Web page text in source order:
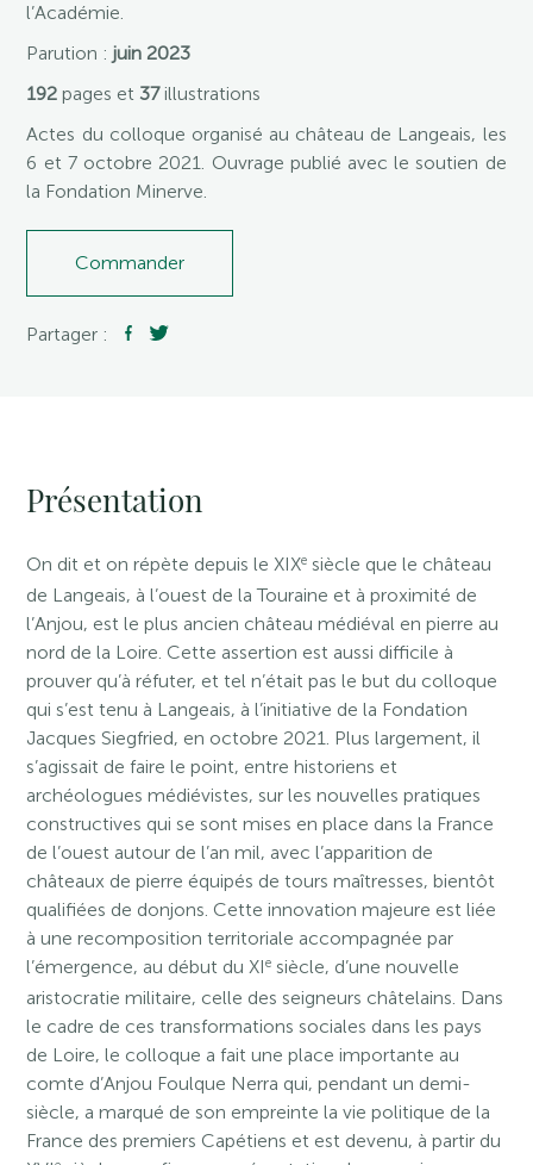
l’Académie.
Parution :juin 2023
192 pages et37illustrations
Actes du colloque organisé au château de Langeais, les
6 et 7 octobre 2021. Ouvrage publié avec le soutien de
la Fondation Minerve.
Commander
Partager :
Présentation
On dit et on répète depuis le XIXe siècle que le château
de Langeais, à l’ouest de la Touraine et à proximité de
l’Anjou, est le plus ancien château médiéval en pierre au
nord de la Loire. Cette assertion est aussi difficile à
prouver qu’à réfuter, et tel n’était pas le but du colloque
qui s’est tenu à Langeais, à l’initiative de la Fondation
Jacques Siegfried, en octobre 2021. Plus largement, il
s’agissait de faire le point, entre historiens et
archéologues médiévistes, sur les nouvelles pratiques
constructives qui se sont mises en place dans la France
de l’ouest autour de l’an mil, avec l’apparition de
châteaux de pierre équipés de tours maîtresses, bientôt
qualifiées de donjons. Cette innovation majeure est liée
à une recomposition territoriale accompagnée par
l’émergence, au début du XIe siècle, d’une nouvelle
aristocratie militaire, celle des seigneurs châtelains. Dans
le cadre de ces transformations sociales dans les pays
de Loire, le colloque a fait une place importante au
comte d’Anjou Foulque Nerra qui, pendant un demi-
siècle, a marqué de son empreinte la vie politique de la
France des premiers Capétiens et est devenu, à partir du